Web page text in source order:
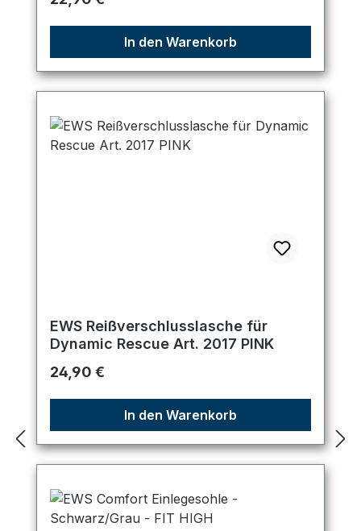
In den Warenkorb
EWS Reißverschlusslasche für
Dynamic Rescue Art. 2017 PINK
Regulärer Preis:
24,90 €
In den Warenkorb